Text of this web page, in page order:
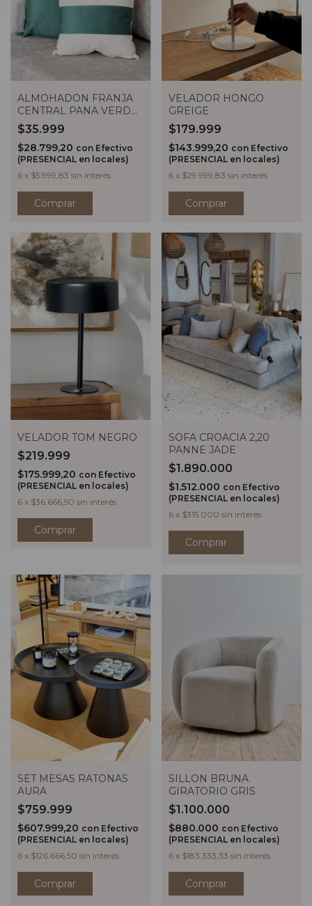
ALMOHADON FRANJA
CENTRAL PANA VERDE
40X40
$35.999
$28.799,20 con Efectivo
(PRESENCIAL en locales)
6 x $5.999,83 sin interés
Comprar
VELADOR HONGO
GREIGE
$179.999
$143.999,20 con Efectivo
(PRESENCIAL en locales)
6 x $29.999,83 sin interés
Comprar
VELADOR TOM NEGRO
$219.999
$175.999,20 con Efectivo
(PRESENCIAL en locales)
6 x $36.666,50 sin interés
Comprar
SOFA CROACIA 2,20
PANNE JADE
$1.890.000
$1.512.000 con Efectivo
(PRESENCIAL en locales)
6 x $315.000 sin interés
SET MESAS RATONAS
AURA
$759.999
$607.999,20 con Efectivo
(PRESENCIAL en locales)
6 x $126.666,50 sin interés
SILLON BRUNA
GIRATORIO GRIS
$1.100.000
$880.000 con Efectivo
(PRESENCIAL en locales)
6 x $183.333,33 sin interés